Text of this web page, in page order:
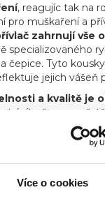
Více o cookies
, reagujíc tak na
muškaření a
zahrnují vše
specializovaného
čepice. Tyto
jejich vášeň
a kvalitě je
trávíte čas ve
proč je
je hrdý